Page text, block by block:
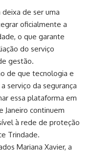
de ser uma
oficialmente a
o que garante
do serviço
gestão.
de que tecnologia e
serviço da segurança
essa plataforma em
Janeiro continuem
à rede de proteção
Trindade.
Mariana Xavier, a